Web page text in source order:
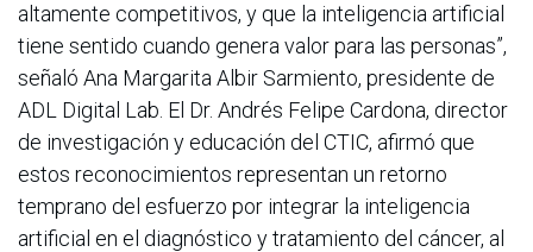
altamente competitivos, y que la inteligencia artificial
tiene sentido cuando genera valor para las personas”,
señaló Ana Margarita Albir Sarmiento, presidente de
ADL Digital Lab. El Dr. Andrés Felipe Cardona, director
de investigación y educación del CTIC, afirmó que
estos reconocimientos representan un retorno
temprano del esfuerzo por integrar la inteligencia
artificial en el diagnóstico y tratamiento del cáncer, al